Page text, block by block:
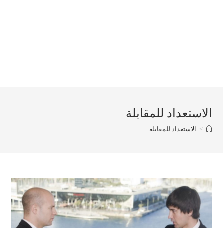
الاستعداد للمقابلة
> الاستعداد للمقابلة